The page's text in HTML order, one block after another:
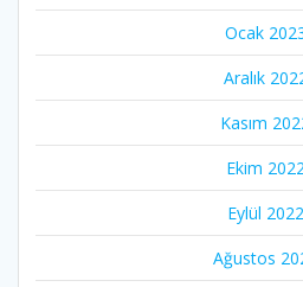
Ocak
Aralık
Kasım
Ekim 2022
Eylül 2022
Ağustos